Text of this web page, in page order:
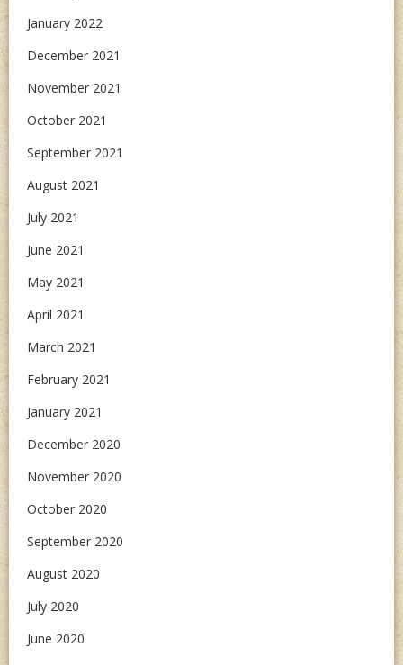
January 2022
December 2021
November 2021
October 2021
September 2021
August 2021
July 2021
June 2021
May 2021
April 2021
March 2021
February 2021
January 2021
December 2020
November 2020
October 2020
September 2020
August 2020
July 2020
June 2020